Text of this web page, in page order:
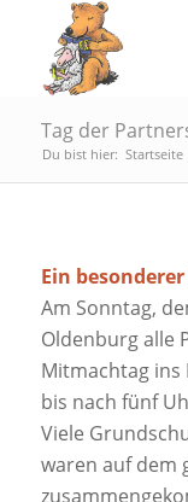
Tag der
Du bist hier: Startseite
Ein
Am Sonntag,
Oldenburg alle
Mitmachtag ins
bis nach fünf
Viele
waren auf dem